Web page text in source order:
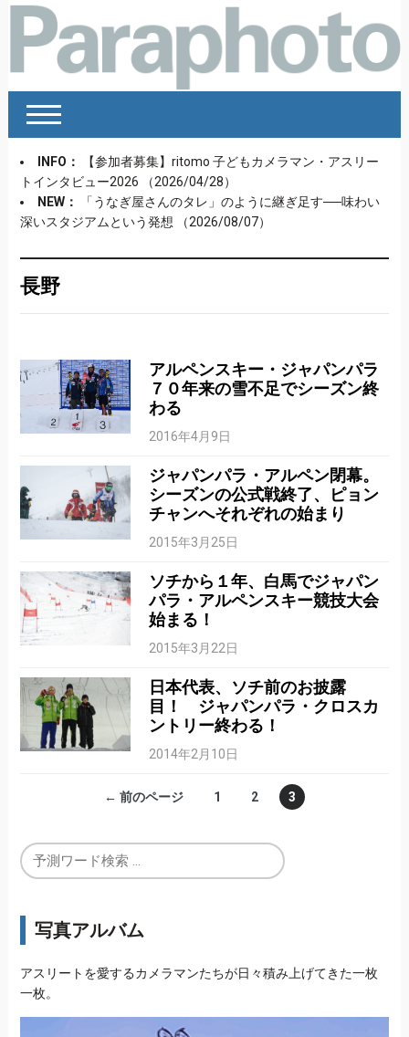
INFO：
【参加者募集】ritomo 子どもカメラマン・アスリー
トインタビュー2026
（2026/04/28）
NEW：
「うなぎ屋さんのタレ」のように継ぎ足す──味わい
深いスタジアムという発想
（2026/08/07）
長野
アルペンスキー・ジャパンパラ
７０年来の雪不足でシーズン終
わる
2016年4月9日
ジャパンパラ・アルペン閉幕。
シーズンの公式戦終了、ピョン
チャンへそれぞれの始まり
2015年3月25日
ソチから１年、白馬でジャパン
パラ・アルペンスキー競技大会
始まる！
2015年3月22日
日本代表、ソチ前のお披露
目！ ジャパンパラ・クロスカ
ントリー終わる！
2014年2月10日
← 前のページ 1 2 3
写真アルバム
アスリートを愛するカメラマンたちが日々積み上げてきた一枚
一枚。